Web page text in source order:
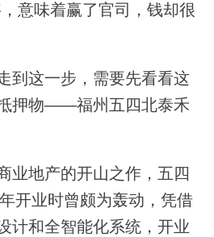
意味着赢了官司，钱却很
到这一步，需要先看看这
押物——福州五四北泰禾
业地产的开山之作，五四
开业时曾颇为轰动，凭借
计和全智能化系统，开业